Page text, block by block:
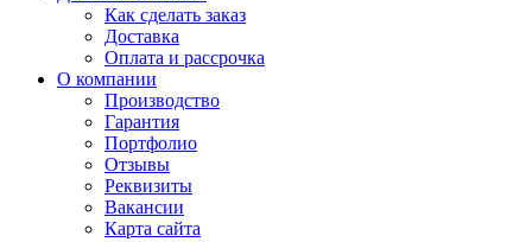
Как сделать заказ
Доставка
Оплата и рассрочка
О компании
Производство
Гарантия
Портфолио
Отзывы
Реквизиты
Вакансии
Карта сайта